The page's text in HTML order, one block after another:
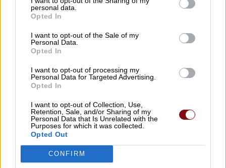
personal data.
Opted In
I want to opt-out of the Sale of my
Personal Data.
Opted In
I want to opt-out of processing my
Personal Data for Targeted Advertising.
Opted In
I want to opt-out of Collection, Use,
Retention, Sale, and/or Sharing of my
Personal Data that Is Unrelated with the
Purposes for which it was collected.
Opted Out
CONFIRM